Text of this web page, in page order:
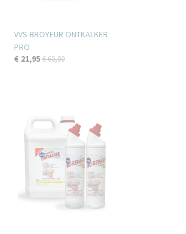
VVS BROYEUR ONTKALKER
PRO
€ 21,95€ 60,00